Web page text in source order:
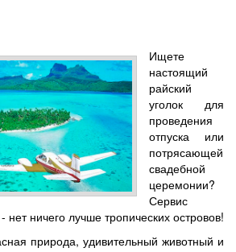
Ищете
настоящий
райский
уголок для
проведения
отпуска или
потрясающей
свадебной
церемонии?
Сервис
нет ничего лучше тропических островов!
природа, удивительный животный и